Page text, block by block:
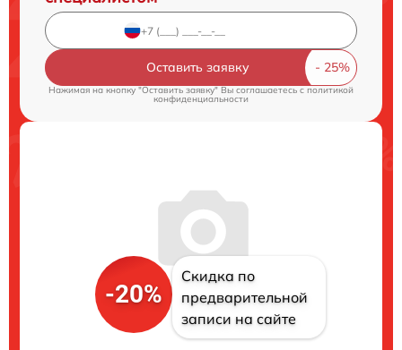
Оставить заявку
Нажимая на кнопку "Оставить заявку" Вы соглашаетесь c политикой
конфиденциальности
-20%
Скидка по
предварительной
записи на сайте